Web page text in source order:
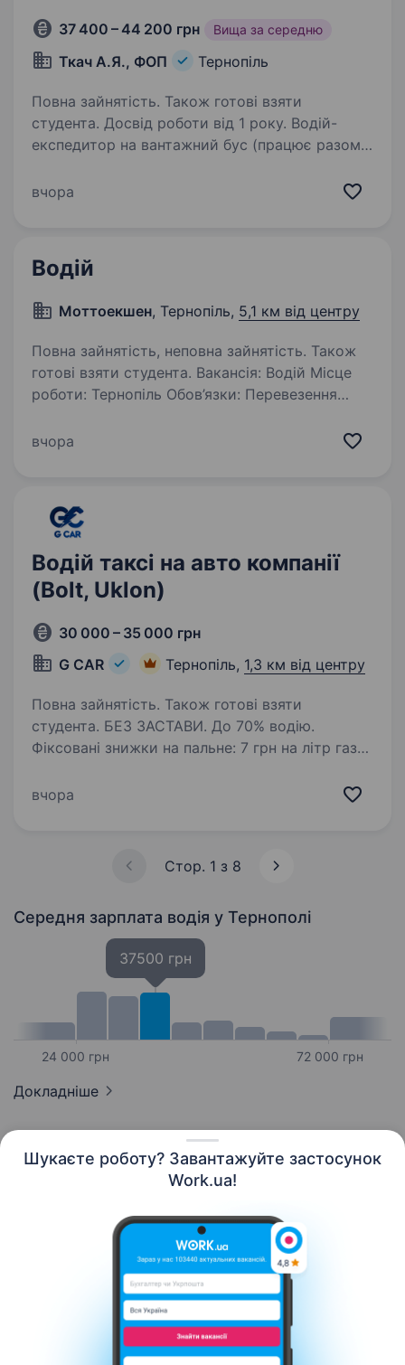
Шукаєте роботу? Завантажуйте застосунок
Work.ua!
37 400 – 44 200 грн Вища за середню
Ткач А.Я., ФОП Тернопіль
Повна зайнятість. Також готові взяти
студента. Досвід роботи від 1 року. Водій-
експедитор на вантажний бус (працює разом
(залежно від графіку) Компанія: ФОП Ткач А.Я.
вчора
Водій
Моттоекшен, Тернопіль, 5,1 км від центру
Повна зайнятість, неповна зайнятість. Також
готові взяти студента. Вакансія: Водій Місце
роботи: Тернопіль Обов’язки: Перевезення
господарства до клієнтів компанії
маршрутів…
вчора
Водій таксі на авто компанії
(Bolt, Uklon)
30 000 – 35 000 грн
G CAR
Тернопіль, 1,3 км від центру
Повна зайнятість. Також готові взяти
студента. БЕЗ ЗАСТАВИ. До 70% водію.
Фіксовані знижки на пальне: 7 грн на літр газу і
ОДИН водій на авто. Автопарк «G CAR» шукає
вчора
Стор. 1 з 8
Середня зарплата водія у Тернополі
24 000 грн
37500 грн
72 000 грн
Докладніше
Контакти Про нас Кар’єра